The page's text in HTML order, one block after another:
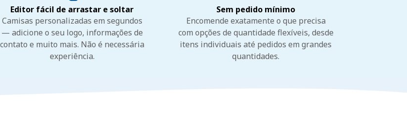
Editor fácil de arrastar e soltar
Camisas personalizadas em segundos
— adicione o seu logo, informações de
contato e muito mais. Não é necessária
experiência.
Sem pedido mínimo
Encomende exatamente o que precisa
com opções de quantidade flexíveis, desde
itens individuais até pedidos em grandes
quantidades.